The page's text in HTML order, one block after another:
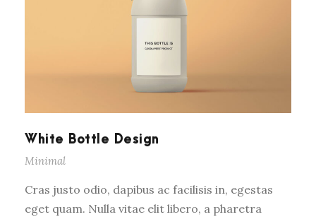
White Bottle Design
Minimal
Cras justo odio, dapibus ac facilisis in, egestas
eget quam. Nulla vitae elit libero, a pharetra